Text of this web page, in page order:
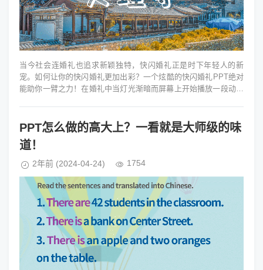
当今社会连婚礼也追求新颖独特，快闪婚礼正是时下年轻人的新
宠。如何让你的快闪婚礼更加出彩？一个炫酷的快闪婚礼PPT绝对
能助你一臂之力！在婚礼中当灯光渐暗而屏幕上开始播放一段动感
PPT怎么做的高大上？一看就是大师级的味
道！
2年前 (2024-04-24) 1754